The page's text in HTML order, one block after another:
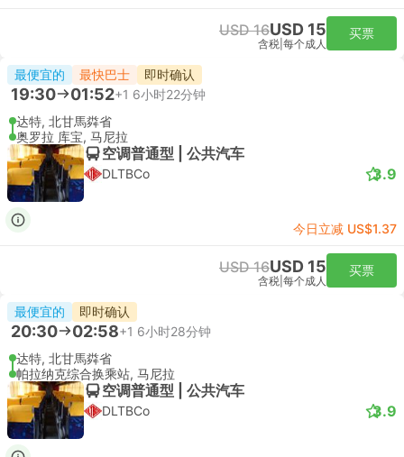
USD 16USD 15
含税 每个成人
买票
最便宜的 最快巴士 即时确认
19:30 01:52+1 6小时22分钟
达特, 北甘馬粦省
奥罗拉 库宝, 马尼拉
空调普通型 | 公共汽车
DLTBCo 3.9
今日立减 US$1.37
USD 16USD 15
含税 每个成人
买票
最便宜的 即时确认
20:30 02:58+1 6小时28分钟
达特, 北甘馬粦省
帕拉纳克综合换乘站, 马尼拉
空调普通型 | 公共汽车
DLTBCo 3.9